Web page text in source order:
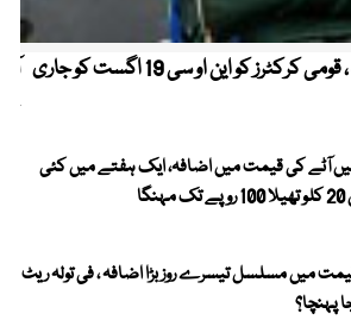
کیریبین پریمیئر لیگ ، قومی کرکٹرز کو این او سی 19 اگست کو جاری
آٹے کی قیمت میں اضافہ، ایک ہفتے میں کئی
میں مسلسل تیسرے روز بڑا اضافہ ، فی تولہ ریٹ
پہنچا؟